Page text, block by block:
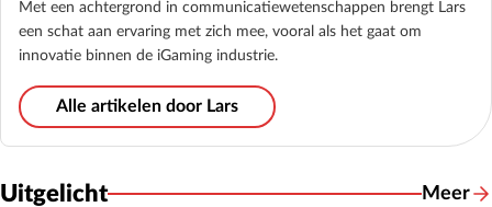
Met een achtergrond in communicatiewetenschappen brengt Lars
een schat aan ervaring met zich mee, vooral als het gaat om
innovatie binnen de iGaming industrie.
Alle artikelen door Lars
Uitgelicht Meer